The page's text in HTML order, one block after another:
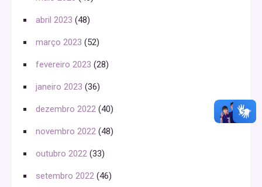
abril 2023 (48)
março 2023 (52)
fevereiro 2023 (28)
janeiro 2023 (36)
dezembro 2022 (40)
novembro 2022 (48)
outubro 2022 (33)
setembro 2022 (46)